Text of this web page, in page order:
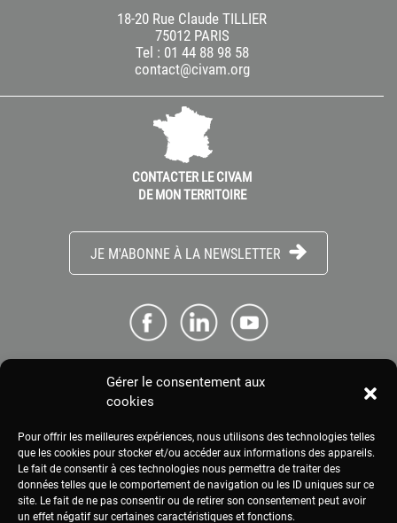
Gérer le consentement aux
cookies
Pour offrir les meilleures expériences, nous utilisons des technologies telles
que les cookies pour stocker et/ou accéder aux informations des appareils.
Le fait de consentir à ces technologies nous permettra de traiter des
données telles que le comportement de navigation ou les ID uniques sur ce
site. Le fait de ne pas consentir ou de retirer son consentement peut avoir
un effet négatif sur certaines caractéristiques et fonctions.
18-20 Rue Claude TILLIER
75012 PARIS
Tel : 01 44 88 98 58
contact@civam.org
CONTACTER LE CIVAM
DE MON TERRITOIRE
JE M'ABONNE À LA NEWSLETTER
ME CONNECTER
ESPACE PRESSE
MENTIONS LÉGALES